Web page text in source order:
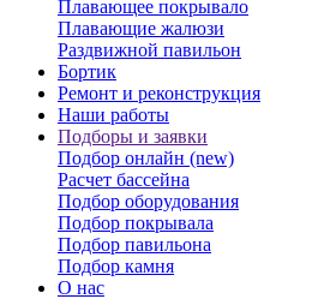
Плавающее покрывало
Плавающие жалюзи
Раздвижной павильон
Бортик
Ремонт и реконструкция
Наши работы
Подборы и заявки
Подбор онлайн (new)
Расчет бассейна
Подбор оборудования
Подбор покрывала
Подбор павильона
Подбор камня
О нас